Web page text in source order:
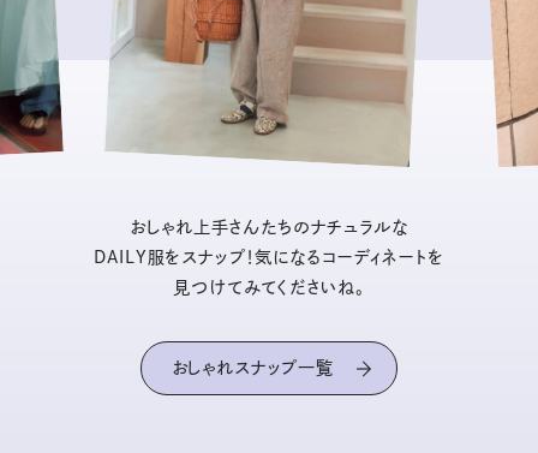
おしゃれ上手さんたちのナチュラルな
DAILY服をスナップ！気になるコーディネートを
見つけてみてくださいね。
おしゃれスナップ一覧